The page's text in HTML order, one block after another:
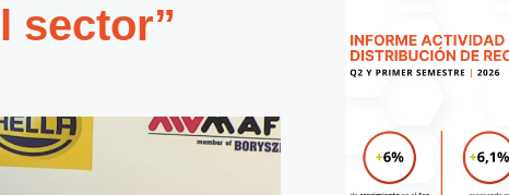
sector”